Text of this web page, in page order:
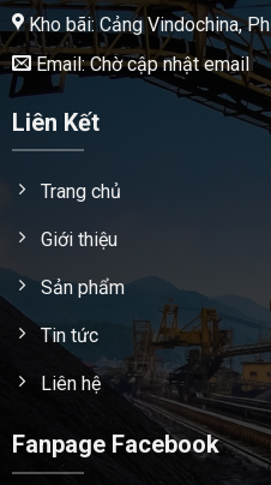
Kho bãi: Cảng Vindochina,
Email: Chờ cập nhật email
Liên Kết
Trang chủ
Giới thiệu
Sản phẩm
Tin tức
Liên hệ
Fanpage Facebook